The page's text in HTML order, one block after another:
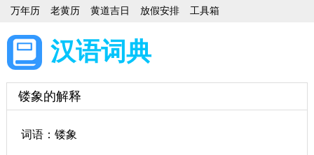
万年历 老黄历 黄道吉日 放假安排 工具箱
汉语词典
镂象的解释
词语：镂象